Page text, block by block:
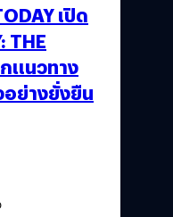
เปิด
THE
กแนวทาง
ย่างยั่งยืน